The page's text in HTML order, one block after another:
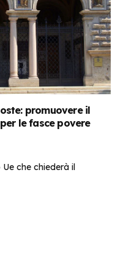
promuovere il
le fasce povere